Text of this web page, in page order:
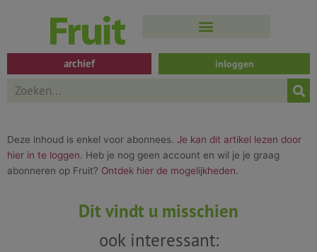
inhoud
archief inloggen
Search
Deze inhoud is enkel voor abonnees. Je kan dit artikel lezen door
hier in te loggen. Heb je nog geen account en wil je je graag
abonneren op Fruit? Ontdek hier de mogelijkheden.
Dit vindt u misschien
ook interessant: